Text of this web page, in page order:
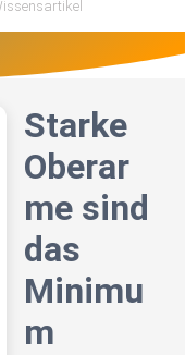
Starke
Oberar
me sind
das
Minimu
m